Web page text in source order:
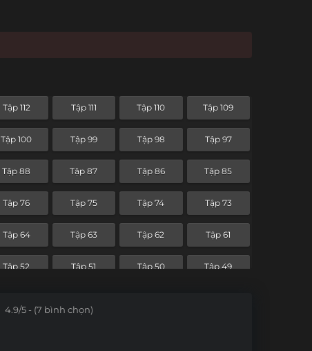
Tập 112 Tập 111 Tập 110 Tập 109
Tập 100 Tập 99 Tập 98 Tập 97
Tập 88 Tập 87 Tập 86 Tập 85
Tập 76 Tập 75 Tập 74 Tập 73
Tập 64 Tập 63 Tập 62 Tập 61
Tập 52 Tập 51 Tập 50 Tập 49
4.9/5 - (7 bình chọn)